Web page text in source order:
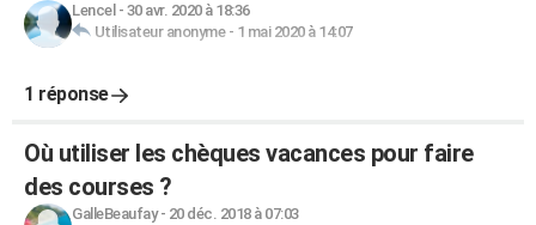
Lencel - 30 avr. 2020 à 18:36
Utilisateur anonyme- 1 mai 2020 à 14:07
1 réponse
Où utiliser les chèques vacances pour faire
des courses ?
GalleBeaufay- 20 déc. 2018 à 07:03